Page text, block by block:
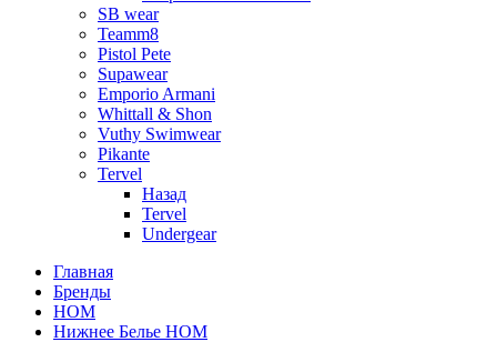
SB wear
Teamm8
Pistol Pete
Supawear
Emporio Armani
Whittall & Shon
Vuthy Swimwear
Pikante
Tervel
Назад
Tervel
Undergear
Главная
Бренды
HOM
Нижнее Белье HOM